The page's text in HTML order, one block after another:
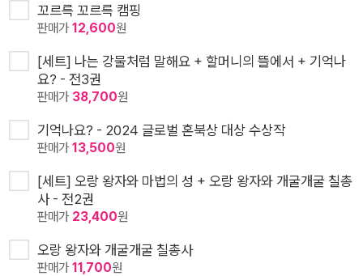
꼬르륵 꼬르륵 캠핑
판매가12,600원
[세트] 나는 강물처럼 말해요 + 할머니의 뜰에서 + 기억나
요? - 전3권
판매가 38,700원
기억나요? - 2024 글로벌 혼북상 대상 수상작
판매가13,500원
[세트] 오랑 왕자와 마법의 성 + 오랑 왕자와 개굴개굴 칠총
사 - 전2권
판매가 23,400원
오랑 왕자와 개굴개굴 칠총사
판매가11,700원